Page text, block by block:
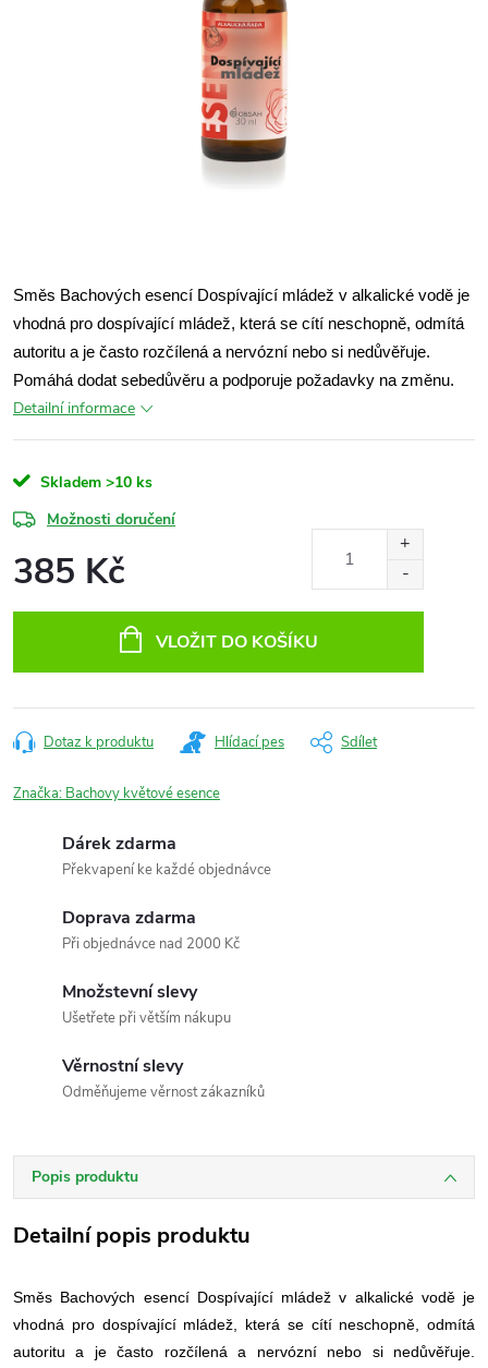
Směs Bachových esencí Dospívající mládež v alkalické vodě je
vhodná pro dospívající mládež, která se cítí neschopně, odmítá
autoritu a je často rozčílená a nervózní nebo si nedůvěřuje.
Pomáhá dodat sebedůvěru a podporuje požadavky na změnu.
Detailní informace
Skladem >10 ks
Možnosti doručení
385 Kč
VLOŽIT DO KOŠÍKU
Dotaz k produktu Hlídací pes Sdílet
Značka: Bachovy květové esence
Dárek zdarma
Překvapení ke každé objednávce
Doprava zdarma
Při objednávce nad 2000 Kč
Množstevní slevy
Ušetřete při větším nákupu
Věrnostní slevy
Odměňujeme věrnost zákazníků
Popis produktu
Detailní popis produktu
Směs Bachových esencí Dospívající mládež v alkalické vodě je
vhodná pro dospívající mládež, která se cítí neschopně, odmítá
autoritu a je často rozčílená a nervózní nebo si nedůvěřuje.